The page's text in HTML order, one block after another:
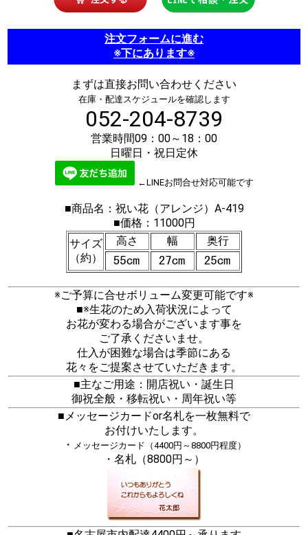
注文フォームに進む
※下にあります※
まずは直接お問い合わせください
在庫・配達スケジュールを確認します
052-204-8739
営業時間09：00～18：00
日曜日・祝日定休
←LINEお問合せ対応可能です
■商品名：祝い花（アレンジ）A-419
■価格：11000円
サイズ
（約）
高さ 幅 奥行
※ご予算に合せボリューム変更可能です※
■※生花のため入荷状況によって
お花が変わる場合がございます事を
ご了承くださいませ。
仕入が困難な場合は季節にある
花々をご提案させていただきます。
■主なご用途：開店祝い・誕生日
御祝全般・移転祝い・周年祝い等
■メッセージカードor名札を一枚無料で
お付けいたします。
・ メッセージカード（4400円～8800円程度）
・名札（8800円～）